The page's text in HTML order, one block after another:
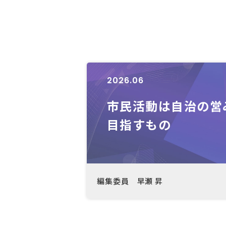
2026.06
市民活動は自治の
目指すもの
編集委員 早瀬 昇